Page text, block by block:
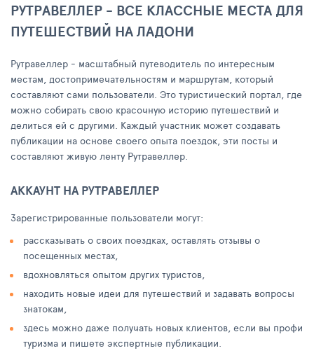
РУТРАВЕЛЛЕР - ВСЕ КЛАССНЫЕ МЕСТА ДЛЯ
ПУТЕШЕСТВИЙ НА ЛАДОНИ
Рутравеллер - масштабный путеводитель по интересным
местам, достопримечательностям и маршрутам, который
составляют сами пользователи. Это туристический портал, где
можно собирать свою красочную историю путешествий и
делиться ей с другими. Каждый участник может создавать
публикации на основе своего опыта поездок, эти посты и
составляют живую ленту Рутравеллер.
АККАУНТ НА РУТРАВЕЛЛЕР
Зарегистрированные пользователи могут:
рассказывать о своих поездках, оставлять отзывы о
посещенных местах,
вдохновляться опытом других туристов,
находить новые идеи для путешествий и задавать вопросы
знатокам,
здесь можно даже получать новых клиентов, если вы профи
туризма и пишете экспертные публикации.